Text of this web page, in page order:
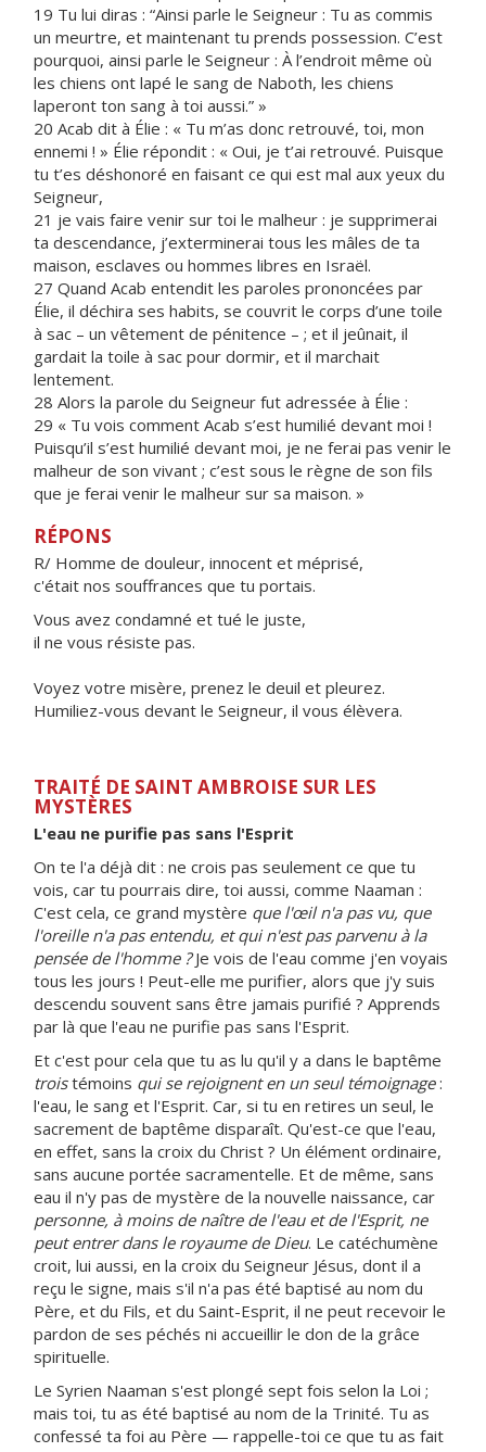
19 Tu lui diras : “Ainsi parle le Seigneur : Tu as commis
un meurtre, et maintenant tu prends possession. C’est
pourquoi, ainsi parle le Seigneur : À l’endroit même où
les chiens ont lapé le sang de Naboth, les chiens
laperont ton sang à toi aussi.” »
20 Acab dit à Élie : « Tu m’as donc retrouvé, toi, mon
ennemi ! » Élie répondit : « Oui, je t’ai retrouvé. Puisque
tu t’es déshonoré en faisant ce qui est mal aux yeux du
Seigneur,
21 je vais faire venir sur toi le malheur : je supprimerai
ta descendance, j’exterminerai tous les mâles de ta
maison, esclaves ou hommes libres en Israël.
27 Quand Acab entendit les paroles prononcées par
Élie, il déchira ses habits, se couvrit le corps d’une toile
à sac – un vêtement de pénitence – ; et il jeûnait, il
gardait la toile à sac pour dormir, et il marchait
lentement.
28 Alors la parole du Seigneur fut adressée à Élie :
29 « Tu vois comment Acab s’est humilié devant moi !
Puisqu’il s’est humilié devant moi, je ne ferai pas venir le
malheur de son vivant ; c’est sous le règne de son fils
que je ferai venir le malheur sur sa maison. »
RÉPONS
R/ Homme de douleur, innocent et méprisé,
c'était nos souffrances que tu portais.
Vous avez condamné et tué le juste,
il ne vous résiste pas.
Voyez votre misère, prenez le deuil et pleurez.
Humiliez-vous devant le Seigneur, il vous élèvera.
TRAITÉ DE SAINT AMBROISE SUR LES
MYSTÈRES
L'eau ne purifie pas sans l'Esprit
On te l'a déjà dit : ne crois pas seulement ce que tu
vois, car tu pourrais dire, toi aussi, comme Naaman :
C'est cela, ce grand mystère que l'œil n'a pas vu, que
l'oreille n'a pas entendu, et qui n'est pas parvenu à la
pensée de l'homme ?Je vois de l'eau comme j'en voyais
tous les jours ! Peut-elle me purifier, alors que j'y suis
descendu souvent sans être jamais purifié ? Apprends
par là que l'eau ne purifie pas sans l'Esprit.
Et c'est pour cela que tu as lu qu'il y a dans le baptême
troistémoins qui se rejoignent en un seul témoignage:
l'eau, le sang et l'Esprit. Car, si tu en retires un seul, le
sacrement de baptême disparaît. Qu'est-ce que l'eau,
en effet, sans la croix du Christ ? Un élément ordinaire,
sans aucune portée sacramentelle. Et de même, sans
eau il n'y pas de mystère de la nouvelle naissance, car
personne, à moins de naître de l'eau et de l'Esprit, ne
peut entrer dans le royaume de Dieu. Le catéchumène
croit, lui aussi, en la croix du Seigneur Jésus, dont il a
reçu le signe, mais s'il n'a pas été baptisé au nom du
Père, et du Fils, et du Saint-Esprit, il ne peut recevoir le
pardon de ses péchés ni accueillir le don de la grâce
spirituelle.
Le Syrien Naaman s'est plongé sept fois selon la Loi ;
mais toi, tu as été baptisé au nom de la Trinité. Tu as
confessé ta foi au Père — rappelle-toi ce que tu as fait